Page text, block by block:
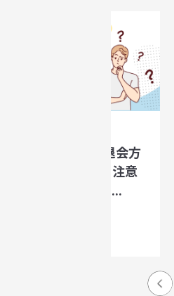
ァイ（zwei）の退会方
中途退会の流れ・注意
、退会後に後悔し...